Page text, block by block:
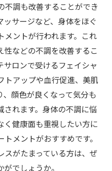
不調も改善することができ
ッサージなど、身体をほぐ
メントが行われます。これ
性などの不調を改善するこ
サロンで受けるフェイシャ
トアップや血行促進、美肌
顔色が良くなって気分も
れます。身体の不調に悩
く健康面も重視したい方に
メントがおすすめです。
スがたまっている方は、ぜ
でしょうか。